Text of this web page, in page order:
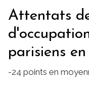
Attentats
parisiens
-24 points en